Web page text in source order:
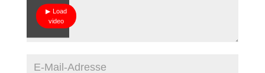
Load
video